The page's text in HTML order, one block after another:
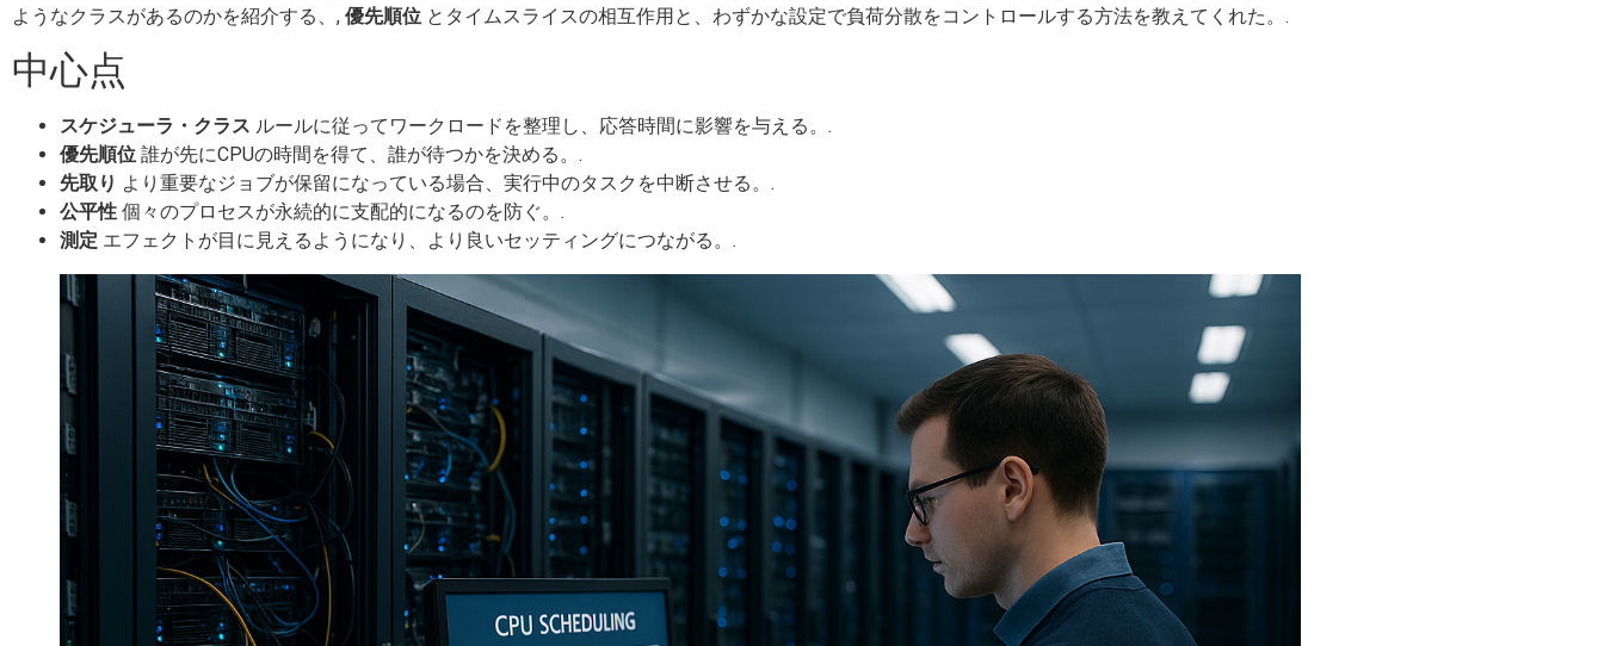
ようなクラスがあるのかを紹介する、, 優先順位 とタイムスライスの相互作用と、わずかな設定で負荷分散をコントロールする方法を教えてくれた。.
中心点
スケジューラ・クラス ルールに従ってワークロードを整理し、応答時間に影響を与える。.
優先順位 誰が先にCPUの時間を得て、誰が待つかを決める。.
先取り より重要なジョブが保留になっている場合、実行中のタスクを中断させる。.
公平性 個々のプロセスが永続的に支配的になるのを防ぐ。.
測定 エフェクトが目に見えるようになり、より良いセッティングにつながる。.